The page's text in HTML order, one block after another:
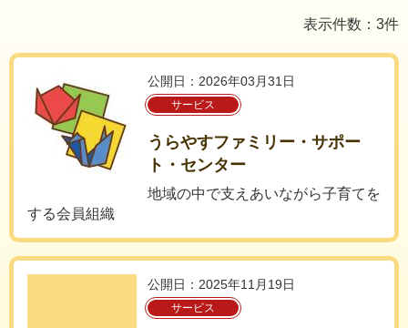
表示件数：3件
公開日：2026年03月31日
サービス
うらやすファミリー・サポー
ト・センター
地域の中で支えあいながら子育てを
する会員組織
公開日：2025年11月19日
サービス